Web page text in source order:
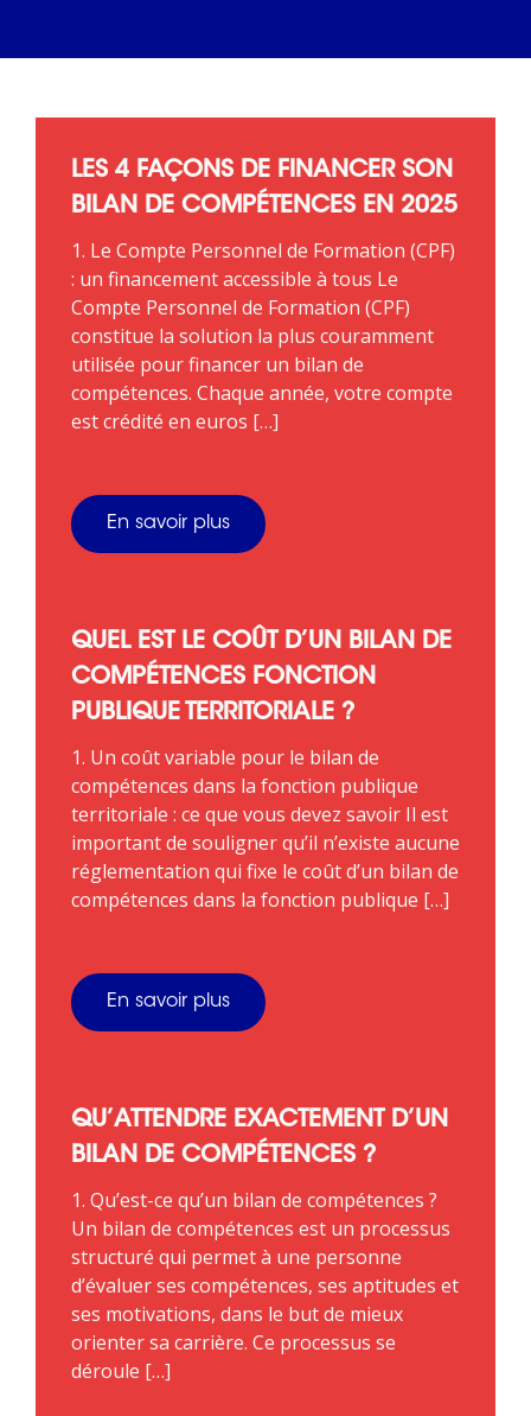
LES 4 FAÇONS DE FINANCER SON
BILAN DE COMPÉTENCES EN 2025
1. Le Compte Personnel de Formation (CPF)
: un financement accessible à tous Le
Compte Personnel de Formation (CPF)
constitue la solution la plus couramment
utilisée pour financer un bilan de
compétences. Chaque année, votre compte
est crédité en euros […]
En savoir plus
QUEL EST LE COÛT D’UN BILAN DE
COMPÉTENCES FONCTION
PUBLIQUE TERRITORIALE ?
1. Un coût variable pour le bilan de
compétences dans la fonction publique
territoriale : ce que vous devez savoir Il est
important de souligner qu’il n’existe aucune
réglementation qui fixe le coût d’un bilan de
compétences dans la fonction publique […]
En savoir plus
QU’ATTENDRE EXACTEMENT D’UN
BILAN DE COMPÉTENCES ?
1. Qu’est-ce qu’un bilan de compétences ?
Un bilan de compétences est un processus
structuré qui permet à une personne
d’évaluer ses compétences, ses aptitudes et
ses motivations, dans le but de mieux
orienter sa carrière. Ce processus se
déroule […]